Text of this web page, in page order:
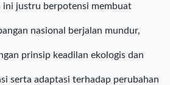
ini justru berpotensi membuat
nasional berjalan mundur,
prinsip keadilan ekologis dan
serta adaptasi terhadap perubahan